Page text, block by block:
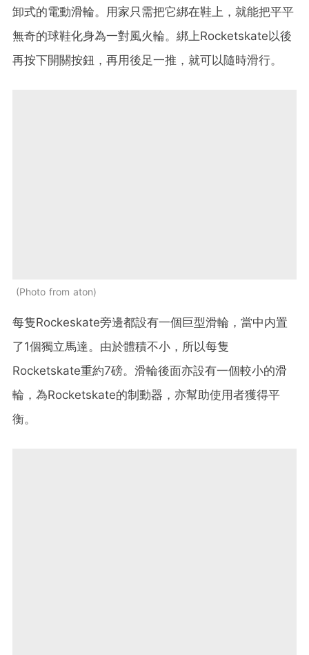
卸式的電動滑輪。用家只需把它綁在鞋上，就能把平平
無奇的球鞋化身為一對風火輪。綁上Rocketskate以後
再按下開關按鈕，再用後足一推，就可以隨時滑行。
Photo from aton
每隻Rockeskate旁邊都設有一個巨型滑輪，當中内置
了1個獨立馬達。由於體積不小，所以每隻
Rocketskate重約7磅。滑輪後面亦設有一個較小的滑
輪，為Rocketskate的制動器，亦幫助使用者獲得平
衡。